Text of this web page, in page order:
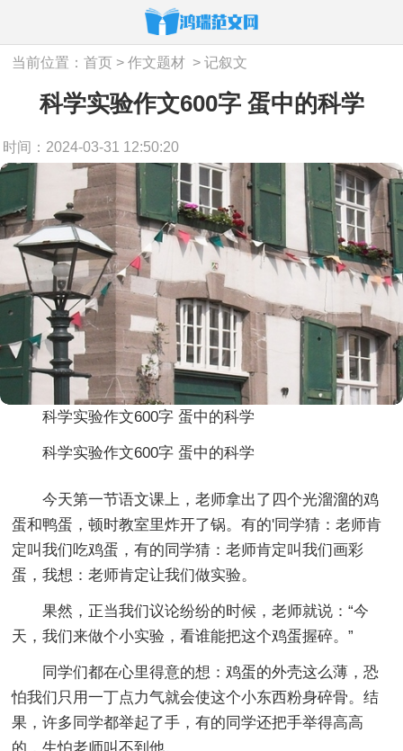
当前位置：首页 >作文题材 >记叙文
科学实验作文600字 蛋中的科学
时间：2024-03-31 12:50:20
科学实验作文600字 蛋中的科学
科学实验作文600字 蛋中的科学
今天第一节语文课上，老师拿出了四个光溜溜的鸡
蛋和鸭蛋，顿时教室里炸开了锅。有的'同学猜：老师肯
定叫我们吃鸡蛋，有的同学猜：老师肯定叫我们画彩
蛋，我想：老师肯定让我们做实验。
果然，正当我们议论纷纷的时候，老师就说：“今
天，我们来做个小实验，看谁能把这个鸡蛋握碎。”
同学们都在心里得意的想：鸡蛋的外壳这么薄，恐
怕我们只用一丁点力气就会使这个小东西粉身碎骨。结
果，许多同学都举起了手，有的同学还把手举得高高